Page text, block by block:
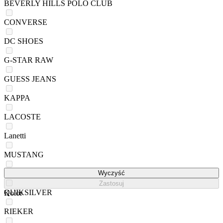
BEVERLY HILLS POLO CLUB
CONVERSE
DC SHOES
G-STAR RAW
GUESS JEANS
KAPPA
LACOSTE
Lanetti
MUSTANG
QUIKSILVER
RIEKER
Wyczyść
Zastosuj
Kolor